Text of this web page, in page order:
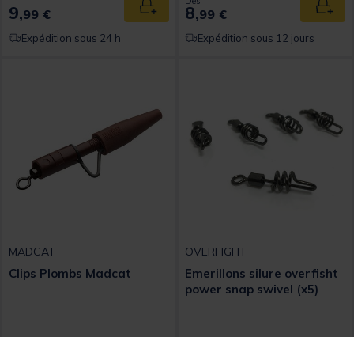
9,99 € Ajouter au panier
Expédition sous 24 h
8,99 €
Expédition sous 12 jours
MADCAT
Clips Plombs Madcat
OVERFIGHT
Emerillons silure overfisht
power snap swivel (x5)